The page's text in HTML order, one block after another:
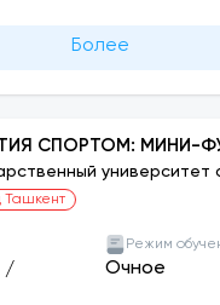
Более
СПОРТОМ: МИНИ-
университет
и спорта
Ташкент
/
Режим
Очное